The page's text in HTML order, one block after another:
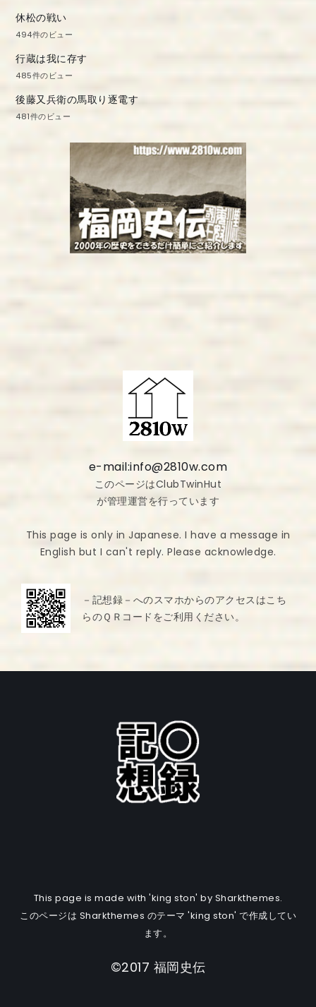
休松の戦い
494件のビュー
行蔵は我に存す
485件のビュー
後藤又兵衛の馬取り逐電す
481件のビュー
e-mail:info@2810w.com
このページはClubTwinHut
が管理運営を行っています
This page is only in Japanese. I have a message in
English but I can't reply. Please acknowledge.
－記想録－へのスマホからのアクセスはこち
らのＱＲコードをご利用ください。
This page is made with 'king ston' by Sharkthemes.
このページは Sharkthemes のテーマ 'king ston' で作成してい
ます。
©2017 福岡史伝